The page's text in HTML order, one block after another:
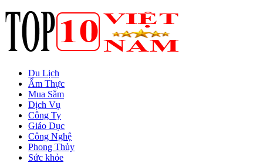
Du Lịch
Ẩm Thực
Mua Sắm
Dịch Vụ
Công Ty
Giáo Dục
Công Nghệ
Phong Thủy
Sức khỏe